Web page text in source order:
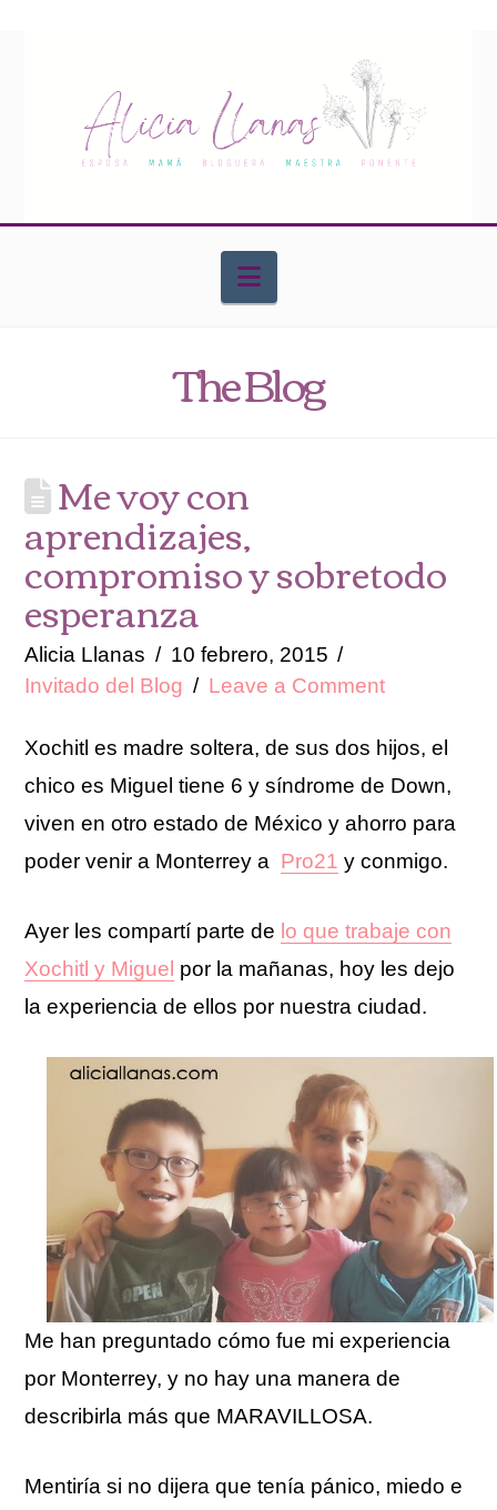
Navigation
The Blog
Me voy con
aprendizajes,
compromiso y sobretodo
esperanza
Alicia Llanas
10 febrero, 2015
Invitado del Blog
Leave a Comment
Xochitl es madre soltera, de sus dos hijos, el
chico es Miguel tiene 6 y síndrome de Down,
viven en otro estado de México y ahorro para
poder venir a Monterrey a Pro21 y conmigo.
Ayer les compartí parte de lo que trabaje con
Xochitl y Miguel por la mañanas, hoy les dejo
la experiencia de ellos por nuestra ciudad.
Me han preguntado cómo fue mi experiencia
por Monterrey, y no hay una manera de
describirla más que MARAVILLOSA.
Mentiría si no dijera que tenía pánico, miedo e